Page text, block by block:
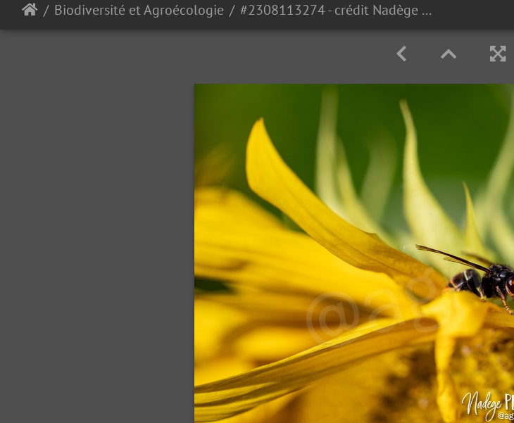
Biodiversité et Agroécologie #2308113274 - crédit Nadège PETIT @agri zoom